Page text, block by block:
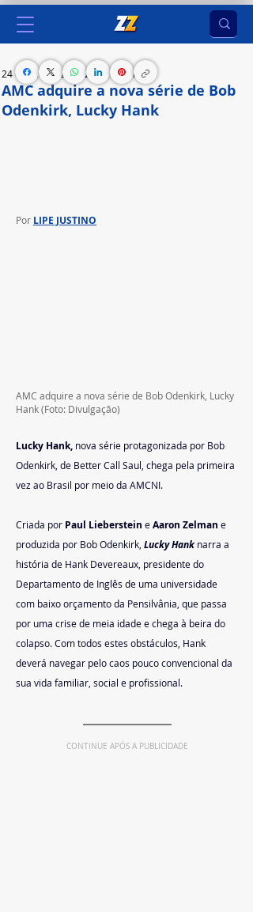
AMC adquire a nova série de Bob
Odenkirk, Lucky Hank
24 de jan. de 2024 2 min de leitura
Por LIPE JUSTINO
AMC adquire a nova série de Bob Odenkirk, Lucky
Hank (Foto: Divulgação)
Lucky Hank, nova série protagonizada por Bob
Odenkirk, de Better Call Saul, chega pela primeira
vez ao Brasil por meio da AMCNI.
Criada por Paul Lieberstein e Aaron Zelman e
produzida por Bob Odenkirk, Lucky Hank narra a
história de Hank Devereaux, presidente do
Departamento de Inglês de uma universidade
com baixo orçamento da Pensilvânia, que passa
por uma crise de meia idade e chega à beira do
colapso. Com todos estes obstáculos, Hank
deverá navegar pelo caos pouco convencional da
sua vida familiar, social e profissional.
CONTINUE APÓS A PUBLICIDADE